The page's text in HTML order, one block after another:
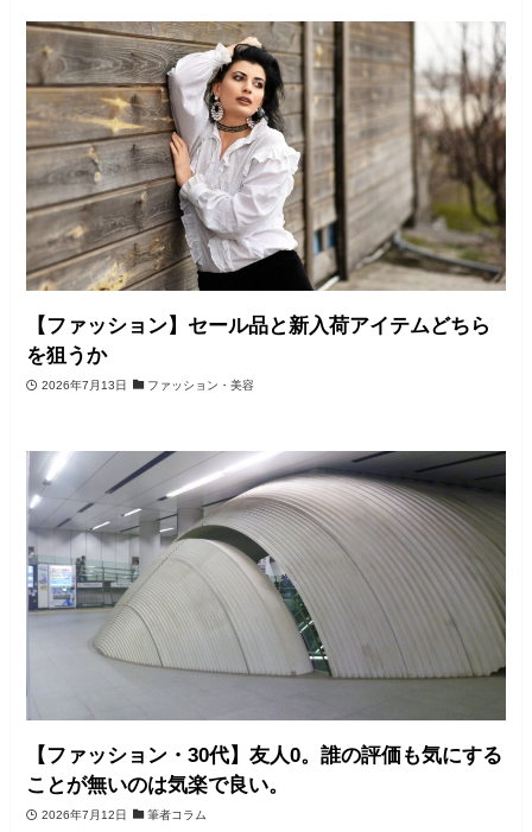
【ファッション】セール品と新入荷アイテムどちら
を狙うか
2026年7月13日 ファッション・美容
【ファッション・30代】友人0。誰の評価も気にする
ことが無いのは気楽で良い。
2026年7月12日 筆者コラム